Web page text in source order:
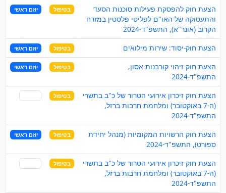
הצעת חוק להפסקת פעילות סוכנות הסעד
והתעסוקה של האו"ם לפליטי פלסטין במזרח
הקרוב (אונר"א), התשפ"ד-2024
בטיפול יוזם ראשי
הצעת חוק-יסוד: שירות מילואים בטיפול יוזם ראשי
הצעת חוק זיהוי קורבנות אסון,
התשפ"ד-2024
בטיפול יוזם ראשי
הצעת חוק זיכרון אירועי הטרור של כ"ב בתשרי
(ה-7 באוקטובר) ומלחמת חרבות ברזל,
התשפ"ד-2024
בטיפול
הצעת חוק הרשויות המקומיות (מנהל יחידת
ספורט), התשפ"ד-2024
בטיפול יוזם ראשי
הצעת חוק זיכרון אירועי הטרור של כ"ב בתשרי
(ה-7 באוקטובר) ומלחמת חרבות ברזל,
התשפ"ד-2024
בטיפול